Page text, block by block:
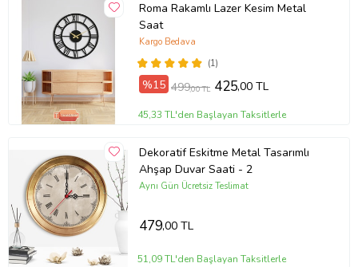
Roma Rakamlı Lazer Kesim Metal
Saat
(1)
Kargo Bedava
%15 499,00 TL 425,00 TL
45,33 TL'den Başlayan Taksitlerle
Dekoratif Eskitme Metal Tasarımlı
Ahşap Duvar Saati - 2
Aynı Gün Ücretsiz Teslimat
479,00 TL
51,09 TL'den Başlayan Taksitlerle